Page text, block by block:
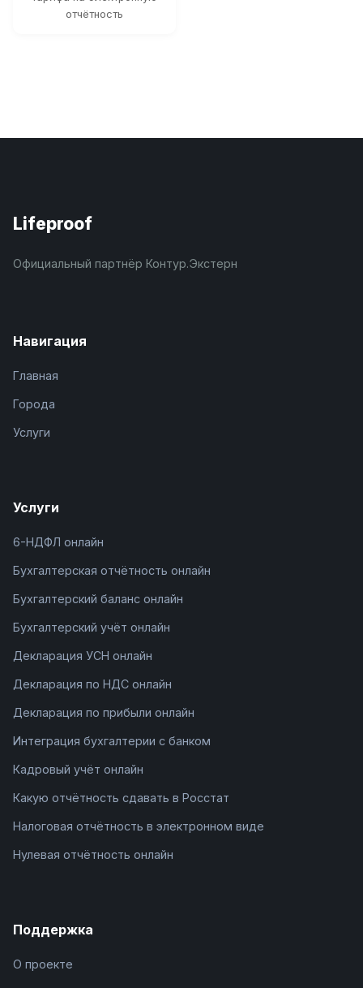
отчётность
Lifeproof
Официальный партнёр Контур.Экстерн
Навигация
Главная
Города
Услуги
Услуги
6-НДФЛ онлайн
Бухгалтерская отчётность онлайн
Бухгалтерский баланс онлайн
Бухгалтерский учёт онлайн
Декларация УСН онлайн
Декларация по НДС онлайн
Декларация по прибыли онлайн
Интеграция бухгалтерии с банком
Кадровый учёт онлайн
Какую отчётность сдавать в Росстат
Налоговая отчётность в электронном виде
Нулевая отчётность онлайн
Поддержка
О проекте